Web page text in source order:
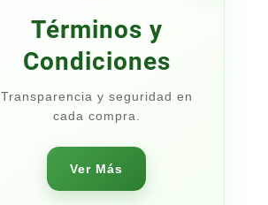
Términos y
Condiciones
Transparencia y seguridad en
cada compra.
Ver Más